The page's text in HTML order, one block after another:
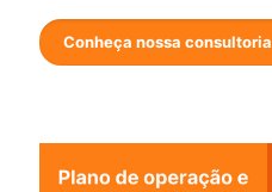
Conheça nossa consultoria